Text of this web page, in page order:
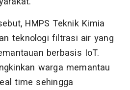
HMPS Teknik Kimia
teknologi filtrasi air yang
berbasis IoT.
warga memantau
time sehingga